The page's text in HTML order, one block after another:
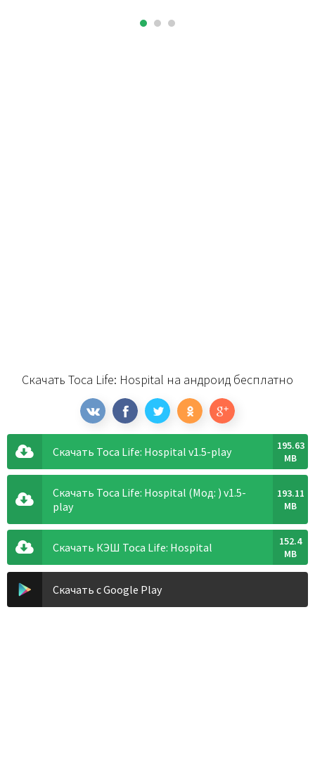
Скачать Toca Life: Hospital на андроид бесплатно
Скачать Toca Life: Hospital v1.5-play
195.63
MB
Скачать Toca Life: Hospital (Мод: ) v1.5-
play
193.11
MB
Скачать КЭШ Toca Life: Hospital
152.4
MB
Скачать с Google Play